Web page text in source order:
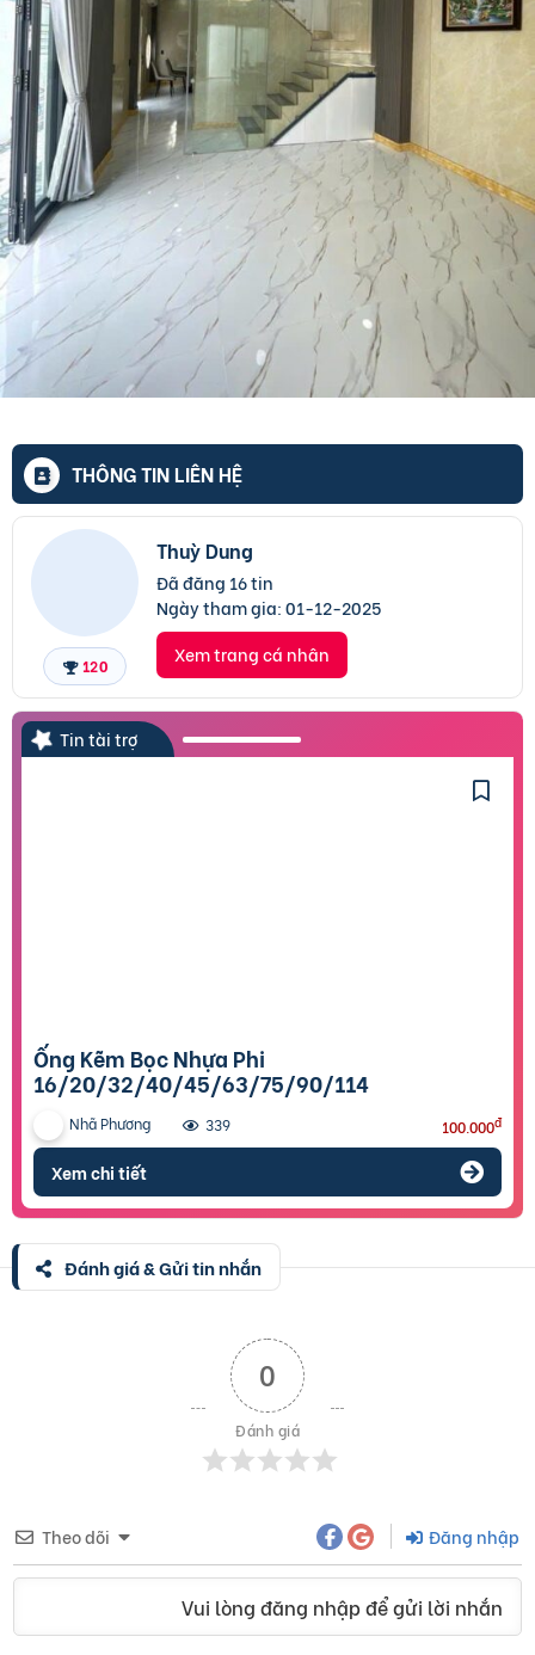
THÔNG TIN LIÊN HỆ
120
Thuỳ Dung
Đã đăng 16 tin
Ngày tham gia:01-12-2025
Xem trang cá nhân
Tin tài trợ
Ống Kẽm Bọc Nhựa Phi
16/20/32/40/45/63/75/90/114
Nhã Phương 339 100.000đ
Xem chi tiết
Đánh giá & Gửi tin nhắn
0
Đánh giá
Theo dõi Đăng nhập
Vui lòng đăng nhập để gửi lời nhắn